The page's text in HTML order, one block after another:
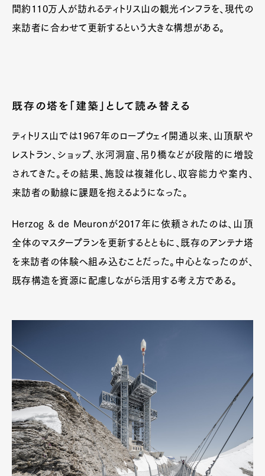
間約110万人が訪れるティトリス山の観光インフラを、現代の
来訪者に合わせて更新するという大きな構想がある。
既存の塔を「建築」として読み替える
ティトリス山では1967年のロープウェイ開通以来、山頂駅や
レストラン、ショップ、氷河洞窟、吊り橋などが段階的に増設
されてきた。その結果、施設は複雑化し、収容能力や案内、
来訪者の動線に課題を抱えるようになった。
Herzog & de Meuronが2017年に依頼されたのは、山頂
全体のマスタープランを更新するとともに、既存のアンテナ塔
を来訪者の体験へ組み込むことだった。中心となったのが、
既存構造を資源に配慮しながら活用する考え方である。